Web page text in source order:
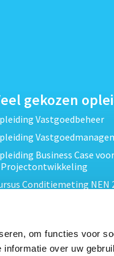
om functies voor
over uw
gekozen
Vastgoedbeheer
Business Case
Conditiemeting NEN
EP-W Basis Woningen
Professioneel